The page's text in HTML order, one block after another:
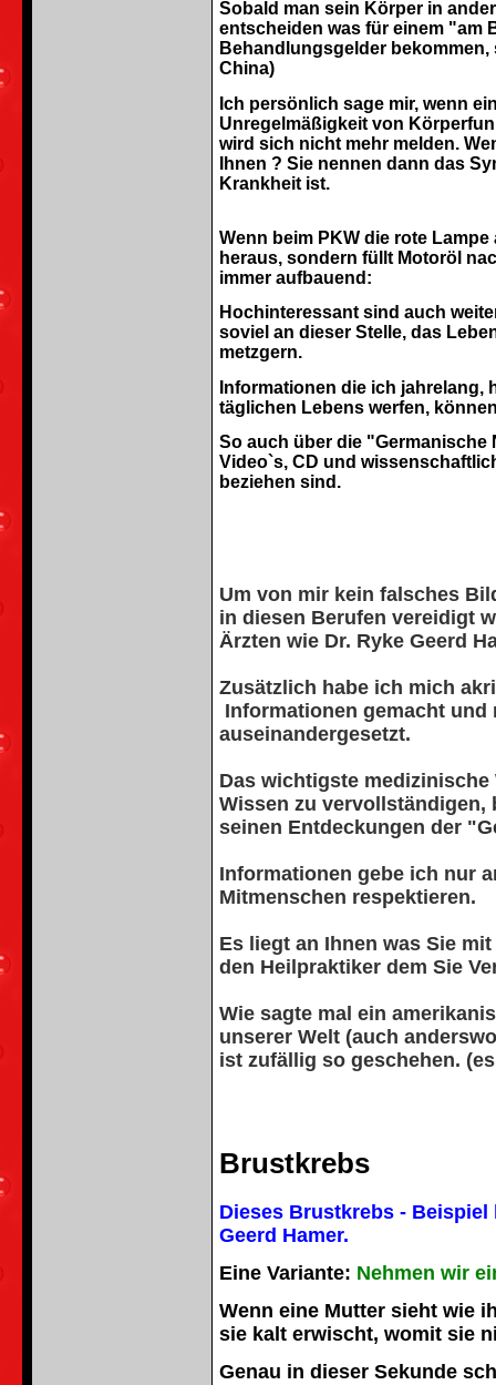
Sobald man sein Körper in
entscheiden was für einem "am
Behandlungsgelder
China)
Ich persönlich sage mir, wenn
Unregelmäßigkeit von
wird sich nicht mehr melden.
Ihnen ? Sie nennen dann das
Krankheit ist.
Wenn beim PKW die rote
heraus, sondern füllt Motoröl
immer aufbauend:
Hochinteressant sind auch
soviel an dieser Stelle, das
metzgern.
Informationen die ich jahrelang,
täglichen Lebens werfen,
So auch über die "Germanische
Video`s, CD und
beziehen sind.
Um von mir kein falsches
in diesen Berufen vereidigt
Ärzten wie Dr. Ryke Geerd
Zusätzlich habe ich mich
Informationen gemacht
auseinandergesetzt.
Das wichtigste
Wissen zu
seinen Entdeckungen der
Informationen gebe ich nur
Mitmenschen respektieren.
Es liegt an Ihnen was Sie
den Heilpraktiker dem Sie
Wie sagte mal ein
unserer Welt (auch
ist zufällig so geschehen.
Brustkrebs
Dieses Brustkrebs - Beispiel
Geerd Hamer.
Eine Variante: Nehmen wir
Wenn eine Mutter sieht wie
sie kalt erwischt, womit sie
Genau in dieser Sekunde